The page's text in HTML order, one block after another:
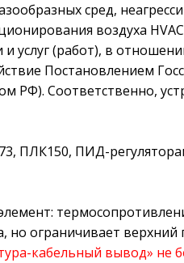
сред,
воздуха
услуг (работ), в
Постановлением
РФ). Соответственно,
ПЛК150, ПИД-
ограничивает
кабельный вывод» не